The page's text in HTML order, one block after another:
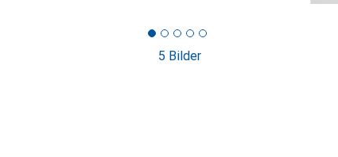
5 Bilder